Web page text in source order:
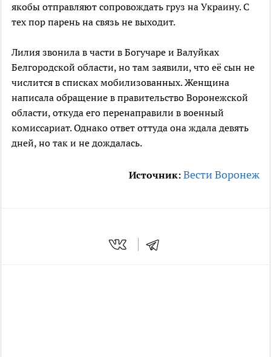
якобы отправляют сопровождать груз на Украину. С
тех пор парень на связь не выходит.
Лилия звонила в части в Богучаре и Валуйках
Белгородской области, но там заявили, что её сын не
числится в списках мобилизованных. Женщина
написала обращение в правительство Воронежской
области, откуда его перенаправили в военный
комиссариат. Однако ответ оттуда она ждала девять
дней, но так и не дождалась.
Источник: Вести Воронеж